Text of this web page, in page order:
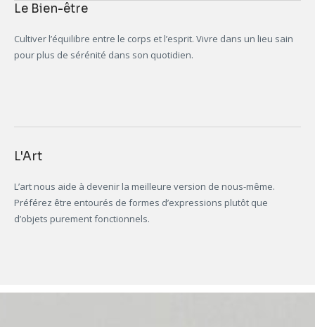
Le Bien-être
Cultiver l’équilibre entre le corps et l’esprit. Vivre dans un lieu sain
pour plus de sérénité dans son quotidien.
L'Art
L’art nous aide à devenir la meilleure version de nous-même.
Préférez être entourés de formes d’expressions plutôt que
d’objets purement fonctionnels.